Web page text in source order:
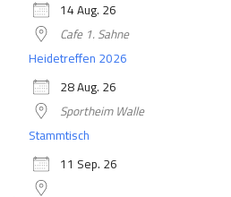
14 Aug. 26
Cafe 1. Sahne
Heidetreffen 2026
28 Aug. 26
Sportheim Walle
Stammtisch
11 Sep. 26